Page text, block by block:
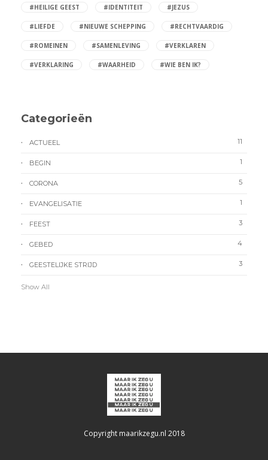
#HEILIGE GEEST #IDENTITEIT #JEZUS
#LIEFDE #NIEUWE SCHEPPING #RECHTVAARDIG
#ROMEINEN #SAMENLEVING #VERKLAREN
#VERKLARING #WAARHEID #WIE BEN IK?
Categorieën
ACTUEEL 11
BEGIN 1
CORONA 5
EVANGELISATIE 1
FEEST 3
GEBED 4
GEESTELIJKE STRIJD 3
Show All
Copyright maarikzegu.nl 2018